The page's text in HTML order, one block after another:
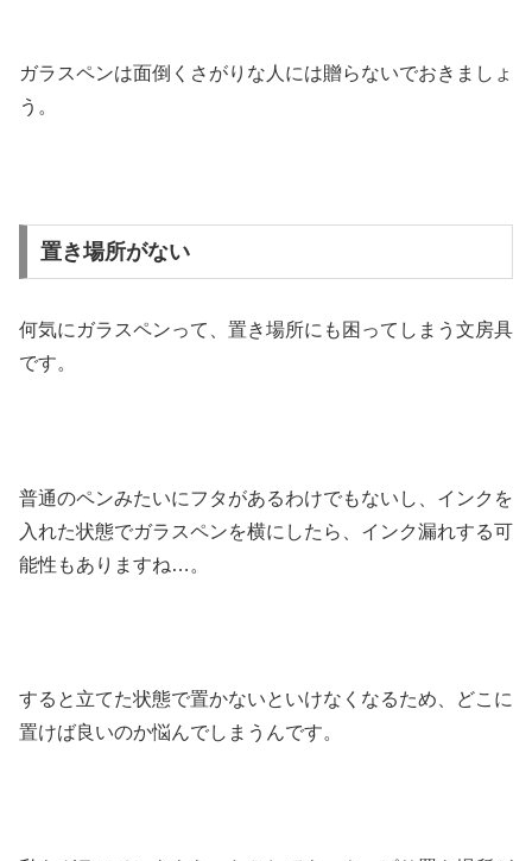
ガラスペンは面倒くさがりな人には贈らないでおきましょ
う。
置き場所がない
何気にガラスペンって、置き場所にも困ってしまう文房具
です。
普通のペンみたいにフタがあるわけでもないし、インクを
入れた状態でガラスペンを横にしたら、インク漏れする可
能性もありますね…。
すると立てた状態で置かないといけなくなるため、どこに
置けば良いのか悩んでしまうんです。